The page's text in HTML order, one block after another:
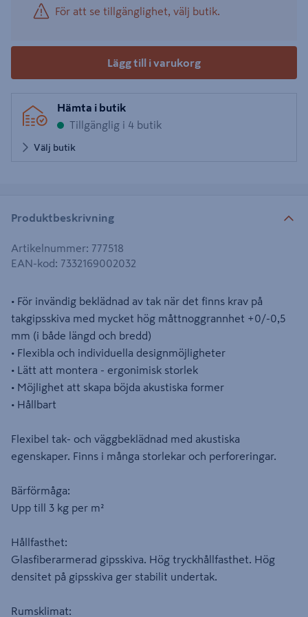
För att se tillgänglighet, välj butik.
Lägg till i varukorg
Hämta i butik
Tillgänglig i 4 butik
Välj butik
Produktbeskrivning
Artikelnummer: 777518
EAN-kod: 7332169002032
• För invändig beklädnad av tak när det finns krav på
takgipsskiva med mycket hög måttnoggrannhet +0/-0,5
mm (i både längd och bredd)
• Flexibla och individuella designmöjligheter
• Lätt att montera - ergonimisk storlek
• Möjlighet att skapa böjda akustiska former
• Hållbart
Flexibel tak- och väggbeklädnad med akustiska
egenskaper. Finns i många storlekar och perforeringar.
Bärförmåga:
Upp till 3 kg per m²
Hållfasthet:
Glasfiberarmerad gipsskiva. Hög tryckhållfasthet. Hög
densitet på gipsskiva ger stabilit undertak.
Rumsklimat: